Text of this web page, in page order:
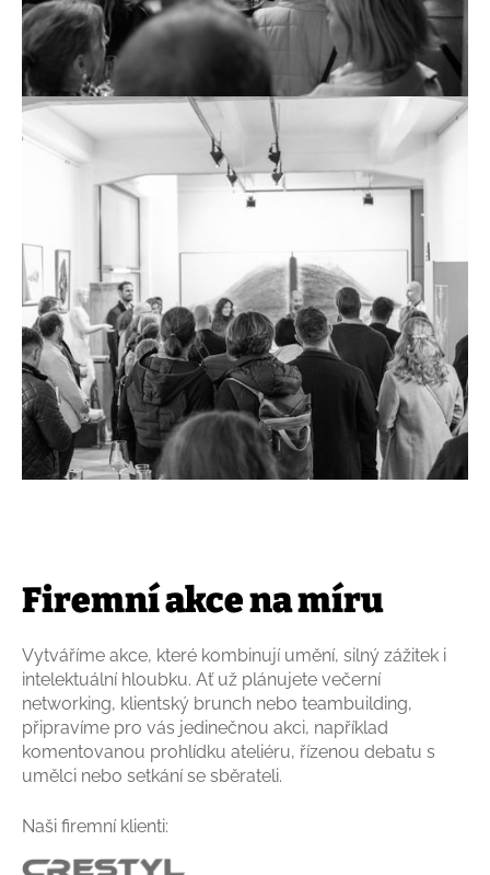
Firemní akce na míru
Vytváříme akce, které kombinují umění, silný zážitek i
intelektuální hloubku. Ať už plánujete večerní
networking, klientský brunch nebo teambuilding,
připravíme pro vás jedinečnou akci, například
komentovanou prohlídku ateliéru, řízenou debatu s
umělci nebo setkání se sběrateli.
Naši firemní klienti: